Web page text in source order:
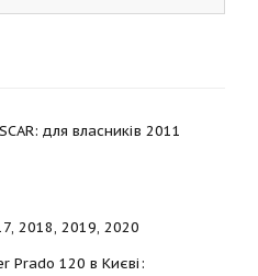
для власників 2011
2018, 2019, 2020
Prado 120 в Києві: